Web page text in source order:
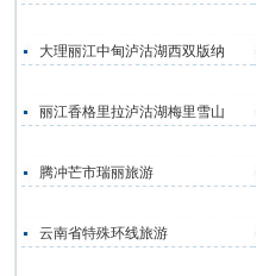
大理丽江中甸泸沽湖西双版纳
丽江香格里拉泸沽湖梅里雪山
腾冲芒市瑞丽旅游
云南省特殊环线旅游